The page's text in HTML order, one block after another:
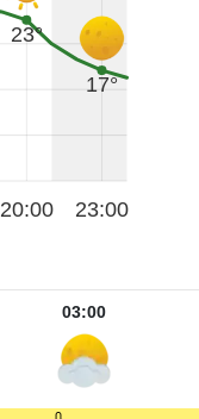
23°
17°
20:00 23:00
03:00